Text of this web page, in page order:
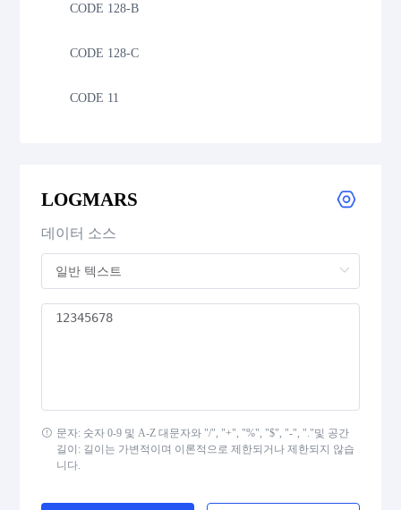
CODE 128-B
CODE 128-C
CODE 11
CODE 39 Mod 43
CODE 93
Codabar
Standard 2 of 5
MSI Plessey (MSI Mod 10)
Pharmacode
LOGMARS
데이터 소스
문자: 숫자 0-9 및 A-Z 대문자와 "/", "+", "%", "$", "-", "."및 공간
길이: 길이는 가변적이며 이론적으로 제한되거나 제한되지 않습
니다.